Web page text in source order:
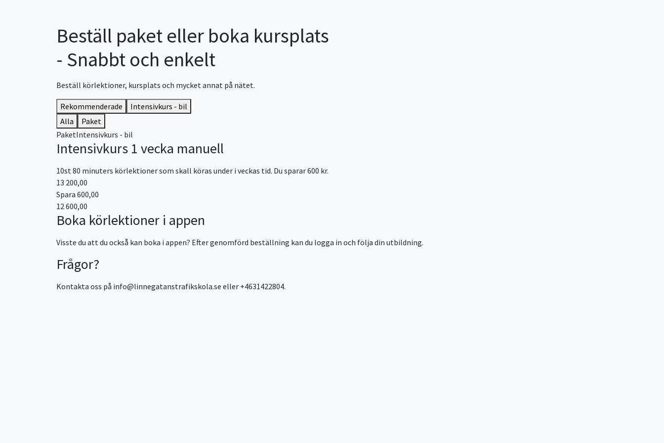
Beställ paket eller boka kursplats
- Snabbt och enkelt
Beställ körlektioner, kursplats och mycket annat på nätet.
Rekommenderade
Intensivkurs - bil
Alla
Paket
PaketIntensivkurs - bil
Intensivkurs 1 vecka manuell
10st 80 minuters körlektioner som skall köras under i veckas tid. Du sparar 600 kr.
13 200,00
Spara 600,00
12 600,00
Boka körlektioner i appen
Visste du att du också kan boka i appen? Efter genomförd beställning kan du logga in och följa din utbildning.
Frågor?
Kontakta oss på info@linnegatanstrafikskola.se eller +4631422804.